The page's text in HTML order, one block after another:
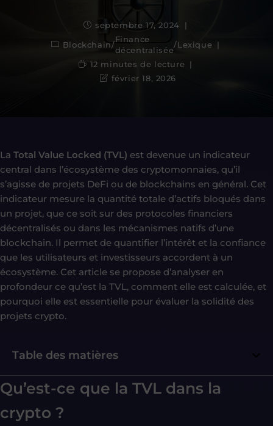
septembre 17, 2024
Blockchain/
Finance
décentralisée
/Lexique
12 minutes de lecture
février 18, 2026
La Total Value Locked (TVL) est devenue un indicateur
central dans l’écosystème des cryptomonnaies, qu’il
s’agisse de projets DeFi ou de blockchains en général. Cet
indicateur mesure la quantité totale d’actifs bloqués dans
un projet, que ce soit sur des protocoles financiers
décentralisés ou dans les mécanismes natifs d’une
blockchain. Il permet de quantifier l’intérêt et la confiance
que les utilisateurs et investisseurs accordent à un
écosystème. Cet article se propose d’analyser en
profondeur ce qu’est la TVL, comment elle est calculée, et
pourquoi elle est essentielle pour évaluer la solidité des
projets crypto.
Table des matières
Qu’est-ce que la TVL dans la
crypto ?